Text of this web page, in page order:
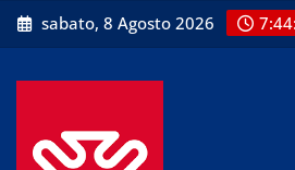
Skip
to
sabato, 8 Agosto 2026